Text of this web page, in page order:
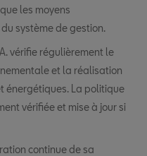
les moyens
système de gestion.
vérifie régulièrement le
et la réalisation
énergétiques. La politique
vérifiée et mise à jour si
continue de sa